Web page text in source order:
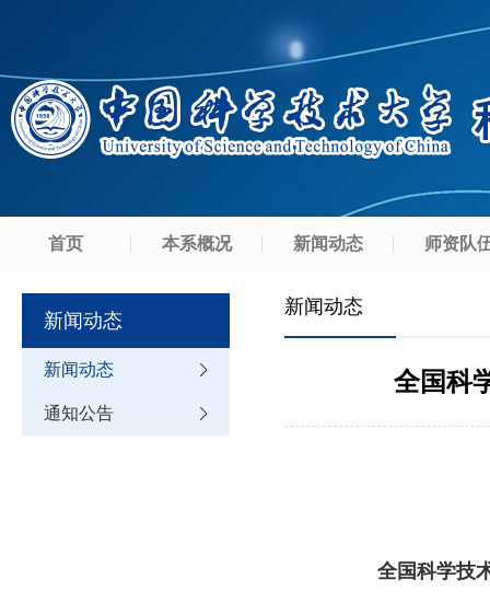
首页 本系概况 新闻动态 师资队
新闻动态
新闻动态
通知公告
新闻动态
全国科
全国科学技术学